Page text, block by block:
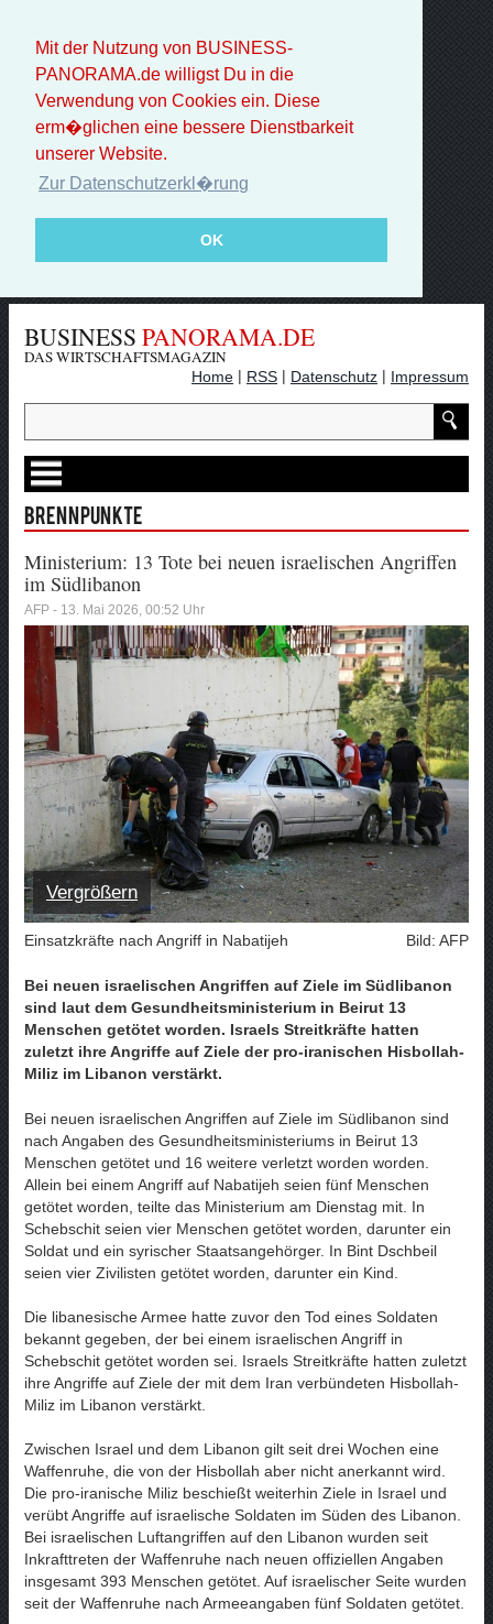
Mit der Nutzung von BUSINESS-
PANORAMA.de willigst Du in die
Verwendung von Cookies ein. Diese
erm�glichen eine bessere Dienstbarkeit
unserer Website.
Zur Datenschutzerkl�rung
OK
BUSINESS PANORAMA.DE
DAS WIRTSCHAFTSMAGAZIN
Home | RSS | Datenschutz | Impressum
Brennpunkte
Ministerium: 13 Tote bei neuen israelischen Angriffen
im Südlibanon
AFP - 13. Mai 2026, 00:52 Uhr
Vergrößern
Einsatzkräfte nach Angriff in Nabatijeh Bild: AFP
Bei neuen israelischen Angriffen auf Ziele im Südlibanon
sind laut dem Gesundheitsministerium in Beirut 13
Menschen getötet worden. Israels Streitkräfte hatten
zuletzt ihre Angriffe auf Ziele der pro-iranischen Hisbollah-
Miliz im Libanon verstärkt.
Bei neuen israelischen Angriffen auf Ziele im Südlibanon sind
nach Angaben des Gesundheitsministeriums in Beirut 13
Menschen getötet und 16 weitere verletzt worden worden.
Allein bei einem Angriff auf Nabatijeh seien fünf Menschen
getötet worden, teilte das Ministerium am Dienstag mit. In
Schebschit seien vier Menschen getötet worden, darunter ein
Soldat und ein syrischer Staatsangehörger. In Bint Dschbeil
seien vier Zivilisten getötet worden, darunter ein Kind.
Die libanesische Armee hatte zuvor den Tod eines Soldaten
bekannt gegeben, der bei einem israelischen Angriff in
Schebschit getötet worden sei. Israels Streitkräfte hatten zuletzt
ihre Angriffe auf Ziele der mit dem Iran verbündeten Hisbollah-
Miliz im Libanon verstärkt.
Zwischen Israel und dem Libanon gilt seit drei Wochen eine
Waffenruhe, die von der Hisbollah aber nicht anerkannt wird.
Die pro-iranische Miliz beschießt weiterhin Ziele in Israel und
verübt Angriffe auf israelische Soldaten im Süden des Libanon.
Bei israelischen Luftangriffen auf den Libanon wurden seit
Inkrafttreten der Waffenruhe nach neuen offiziellen Angaben
insgesamt 393 Menschen getötet. Auf israelischer Seite wurden
seit der Waffenruhe nach Armeeangaben fünf Soldaten getötet.